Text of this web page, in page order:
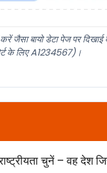
जैसा बायो डेटा पेज पर दिखाई
के लिए A1234567)।
चुनें – वह देश